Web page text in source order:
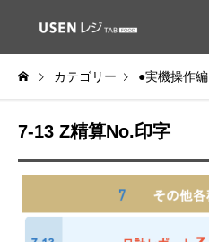
カテゴリー ●実機操作編
7-13 Z精算No.印字